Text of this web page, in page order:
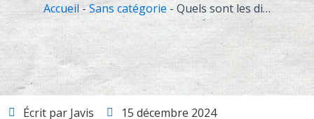
Accueil-Sans catégorie- Quels sont les différents types de papier pour l'impression de livres ?
Écrit par Javis
15 décembre 2024